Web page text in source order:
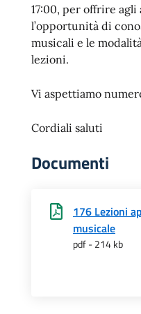
17:00, per offrire
l’opportunità di
musicali e le
lezioni.
Vi aspettiamo
Cordiali saluti
Documenti
176 Lezioni
musicale
pdf - 214 kb